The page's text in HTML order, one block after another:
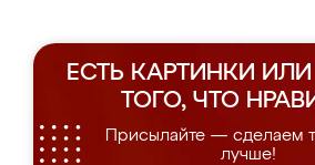
ЕСТЬ КАРТИНКИ
ТОГО, ЧТО
Присылайте — сделаем
лучше!